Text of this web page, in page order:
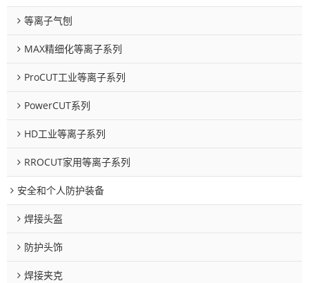
等离子气刨
MAX精细化等离子系列
ProCUT工业等离子系列
PowerCUT系列
HD工业等离子系列
RROCUT家用等离子系列
安全和个人防护装备
焊接头盔
防护头饰
焊接夹克